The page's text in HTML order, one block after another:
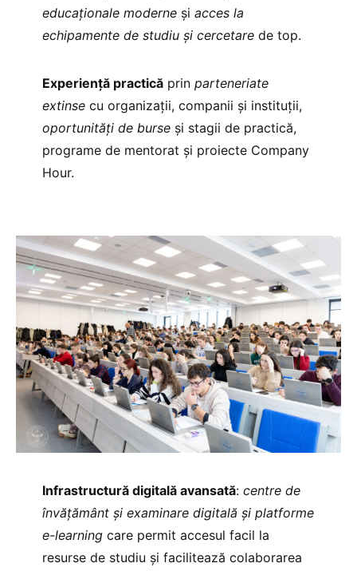
educaționale moderneși acces la
echipamente de studiu și cercetarede top.
Experiență practicăprin parteneriate
extinsecu organizații, companii și instituții,
oportunități de burseși stagii de practică,
programe de mentorat și proiecte Company
Hour.
Infrastructură digitală avansată: centre de
învățământ și examinare digitală și platforme
e-learningcare permit accesul facil la
resurse de studiu și facilitează colaborarea